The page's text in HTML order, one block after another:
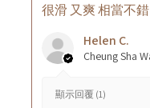
很滑 又爽 相當不錯
Helen C.
顯示回覆 (1)